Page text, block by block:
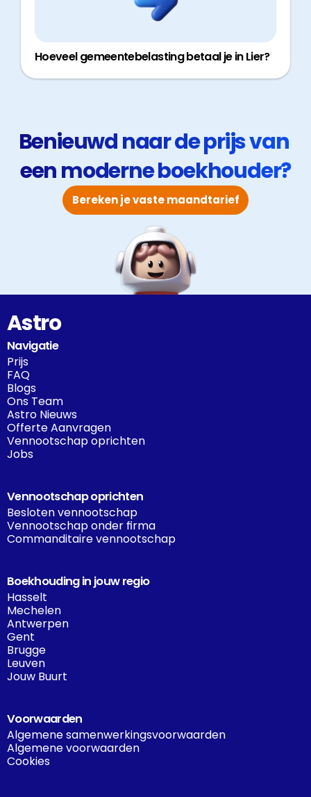
Hoeveel gemeentebelasting betaal je in Lier?
Benieuwd naar de prijs van
een moderne boekhouder?
Bereken je vaste maandtarief
Astro
Navigatie
Prijs
FAQ
Blogs
Ons Team
Astro Nieuws
Offerte Aanvragen
Vennootschap oprichten
Jobs
Vennootschap oprichten
Besloten vennootschap
Vennootschap onder firma
Commanditaire vennootschap
Boekhouding in jouw regio
Hasselt
Mechelen
Antwerpen
Gent
Brugge
Leuven
Jouw Buurt
Voorwaarden
Algemene samenwerkingsvoorwaarden
Algemene voorwaarden
Cookies